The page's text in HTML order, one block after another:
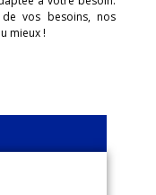
vos besoins, nos
mieux !